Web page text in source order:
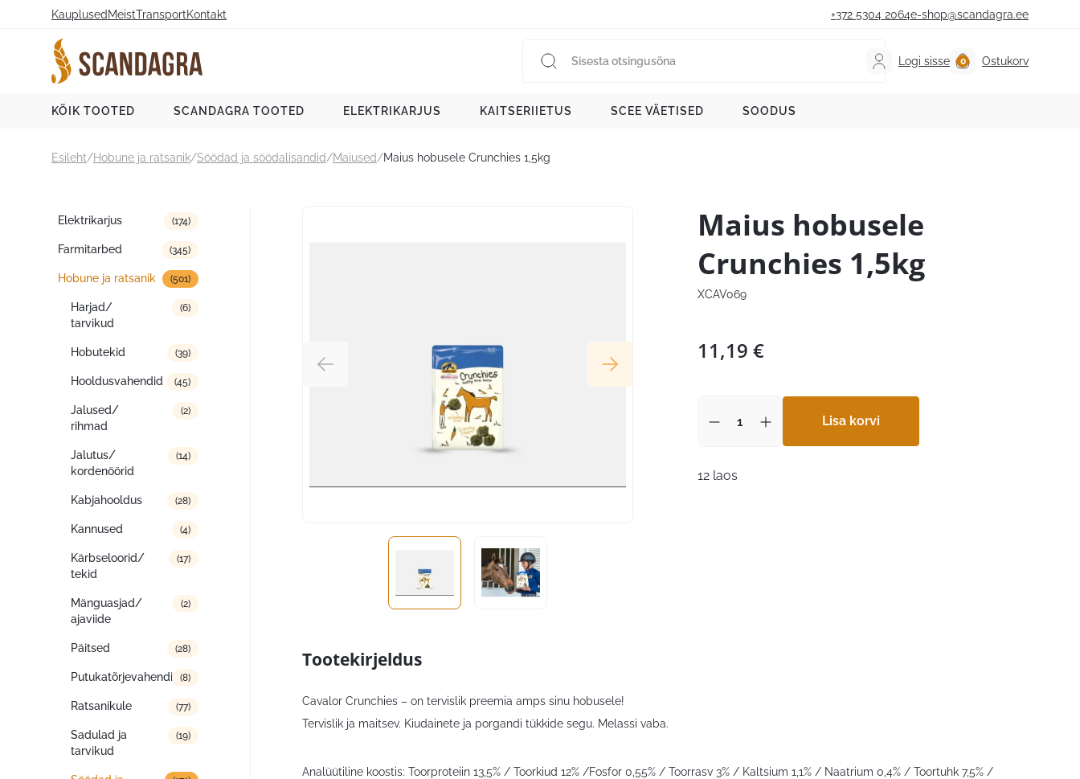
Kauplused MeistTransportKontakt +372 5304 2064e-shop@scandagra.ee
Logi sisse Ostukorv
KÕIK TOOTED SCANDAGRA TOOTED ELEKTRIKARJUS KAITSERIIETUS SCEE VÄETISED SOODUS
Esileht/Hobune ja ratsanik/Söödad ja söödalisandid/Maiused/Maius hobusele Crunchies 1,5kg
Tootekategooriad
Elektrikarjus (174)
Farmitarbed (345)
Hobune ja ratsanik (501)
Harjad/
tarvikud
(6)
Hobutekid (39)
Hooldusvahendid (45)
Jalused/
rihmad
(2)
Jalutus/
kordenöörid
(14)
Kabjahooldus (28)
Kannused (4)
Kärbseloorid/
tekid
(17)
Mänguasjad/
ajaviide
(2)
Päitsed (28)
Putukatõrjevahendid (8)
Ratsanikule (77)
Sadulad ja
tarvikud
(19)
Maius hobusele
Crunchies 1,5kg
XCAV069
11,19 €
Lisa korvi
12 laos
Tootekirjeldus
Cavalor Crunchies – on tervislik preemia amps sinu hobusele!
Tervislik ja maitsev. Kiudainete ja porgandi tükkide segu. Melassi vaba.
Analüütiline koostis: Toorproteiin 13,5% / Toorkiud 12% /Fosfor 0,55% / Toorrasv 3% / Kaltsium 1,1% / Naatrium 0,4% / Toortuhk 7,5% /